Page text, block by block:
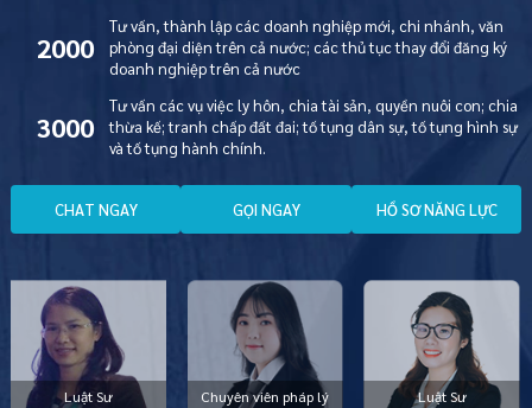
Luật Sư
Chuyên viên pháp lý
Luật Sư
2000
Tư vấn, thành lập các doanh nghiệp mới, chi nhánh, văn
phòng đại diện trên cả nước; các thủ tục thay đổi đăng ký
doanh nghiệp trên cả nước
3000
Tư vấn các vụ việc ly hôn, chia tài sản, quyền nuôi con; chia
thừa kế; tranh chấp đất đai; tố tụng dân sự, tố tụng hình sự
và tố tụng hành chính.
CHAT NGAY GỌI NGAY HỒ SƠ NĂNG LỰC